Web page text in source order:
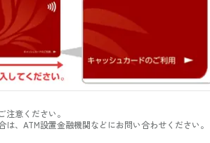
意ください。
、ATM設置金融機関などにお問い合わせください。